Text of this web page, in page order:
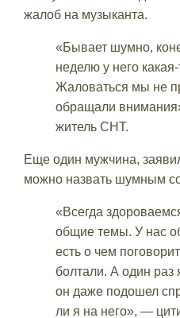
жалоб на музыканта.
«Бывает шумно,
неделю у него какая-
Жаловаться мы не
обращали
житель СНТ.
Еще один мужчина,
можно назвать шумным
«Всегда
общие темы. У нас
есть о чем
болтали. А один раз
он даже подошел
ли я на него», —